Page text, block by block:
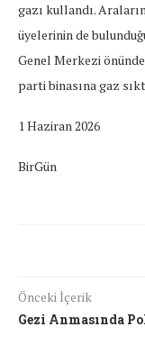
gazı kullandı.
üyelerinin de
Genel Merkezi
parti binasına gaz
1 Haziran 2026
BirGün
Önceki İçerik
Gezi Anmasında